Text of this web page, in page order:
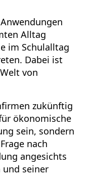
Alltag
im Schulalltag
Dabei ist
von
zukünftig
ökonomische
sein, sondern
nach
angesichts
seiner